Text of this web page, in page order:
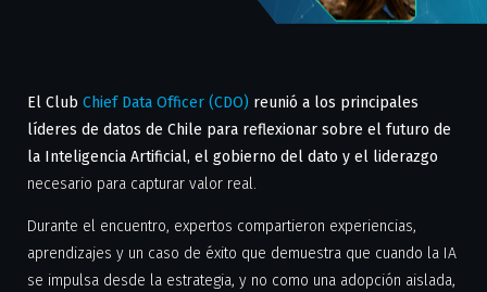
El Club Chief Data Officer (CDO) reunió a los principales
líderes de datos de Chile para reflexionar sobre el futuro de
la Inteligencia Artificial, el gobierno del dato y el liderazgo
necesario para capturar valor real.
Durante el encuentro, expertos compartieron experiencias,
aprendizajes y un caso de éxito que demuestra que cuando la IA
se impulsa desde la estrategia, y no como una adopción aislada,